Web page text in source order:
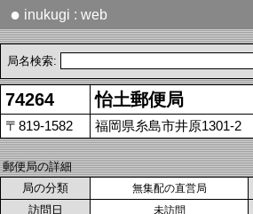
● inukugi : web
局名検索:
74264 怡土郵便局
〒819-1582 福岡県糸島市井原1301-2
郵便局の詳細
局の分類
無集配の直営局
訪問日 未訪問